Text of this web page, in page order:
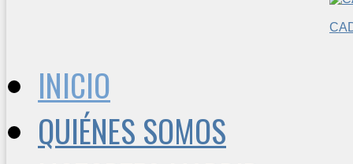
INICIO
QUIÉNES SOMOS